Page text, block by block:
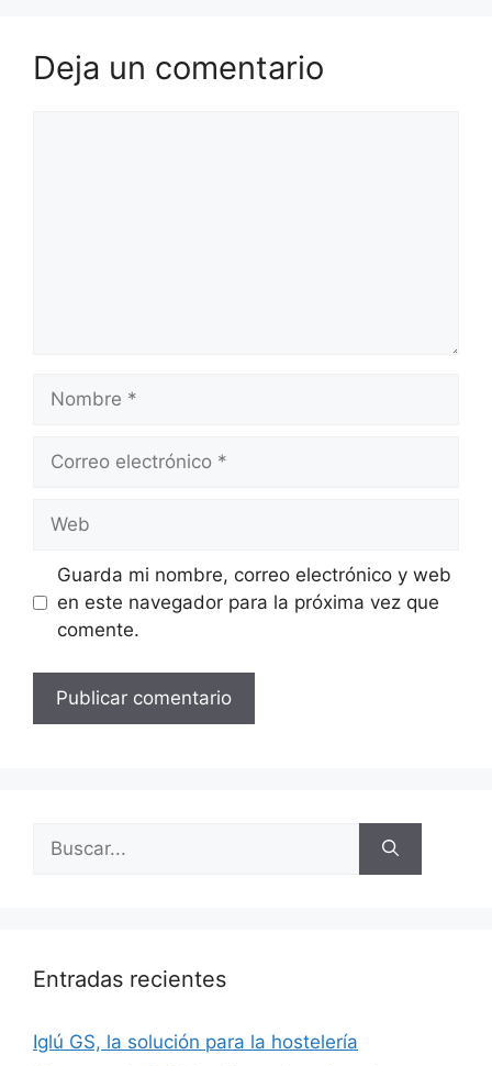
Deja un comentario
Guarda mi nombre, correo electrónico y web
en este navegador para la próxima vez que
comente.
Entradas recientes
Iglú GS, la solución para la hostelería